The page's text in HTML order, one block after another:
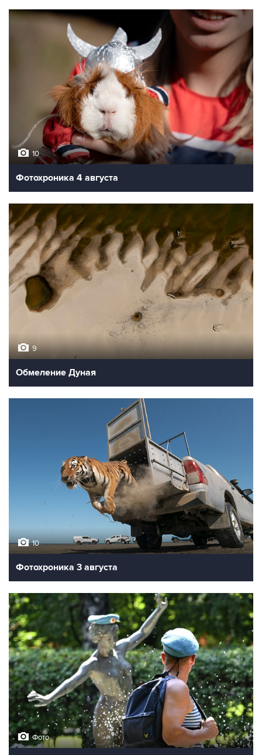
10
Фотохроника 4 августа
9
Обмеление Дуная
10
Фотохроника 3 августа
Фото